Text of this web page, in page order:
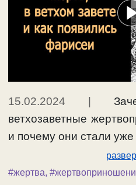
15.02.2024 |
ветхозаветные
и почему они стали
#жертва,